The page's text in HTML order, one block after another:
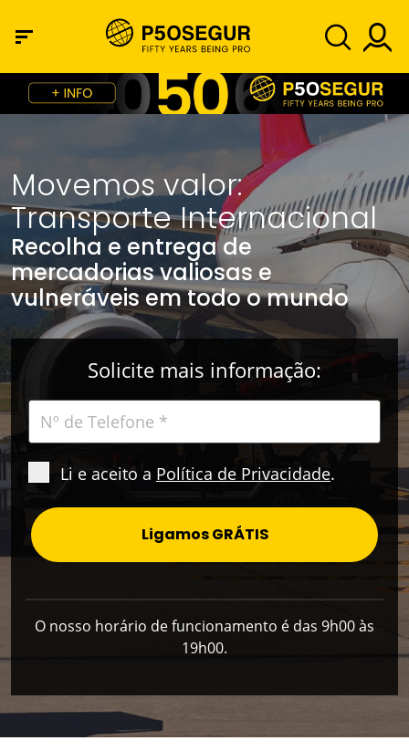
Movemos valor:
Transporte Internacional
Recolha e entrega de
mercadorias valiosas e
vulneráveis em todo o mundo
Solicite mais informação:
Li e aceito a Política de Privacidade.
Ligamos GRÁTIS
O nosso horário de funcionamento é das 9h00 às
19h00.